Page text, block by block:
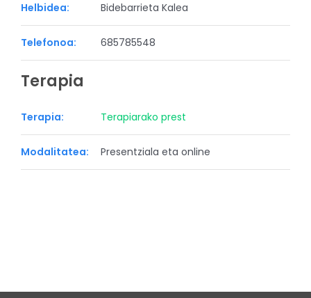
Helbidea: Bidebarrieta Kalea
Telefonoa: 685785548
Terapia
Terapia: Terapiarako prest
Modalitatea: Presentziala eta online